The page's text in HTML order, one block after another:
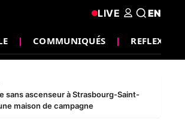
COMMUNIQUÉS REFLEXION
LIVE EN
sans ascenseur à Strasbourg-Saint-
maison de campagne